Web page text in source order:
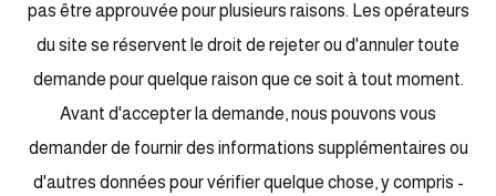
pas être approuvée pour plusieurs raisons. Les opérateurs
du site se réservent le droit de rejeter ou d'annuler toute
demande pour quelque raison que ce soit à tout moment.
Avant d'accepter la demande, nous pouvons vous
demander de fournir des informations supplémentaires ou
d'autres données pour vérifier quelque chose, y compris -